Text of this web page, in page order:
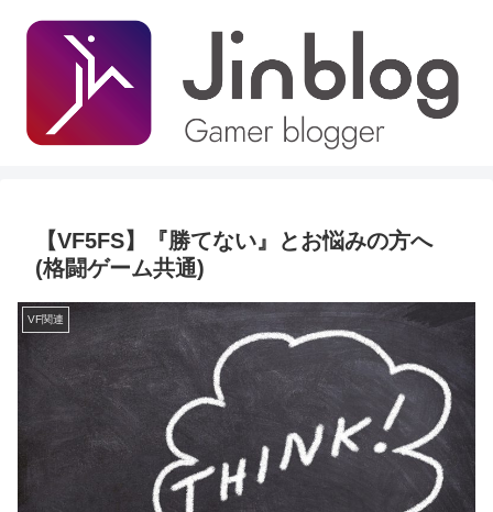
【VF5FS】『勝てない』とお悩みの方へ
(格闘ゲーム共通)
VF関連